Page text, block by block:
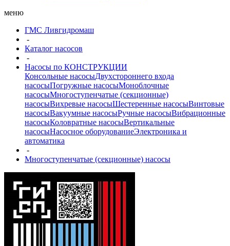
меню
ГМС Ливгидромаш
-
Каталог насосов
-
Насосы по КОНСТРУКЦИИ
Консольные насосыДвухстороннего входа
насосыПогружные насосыМоноблочные
насосыМногоступенчатые (секционные)
насосыВихревые насосыШестеренные насосыВинтовые
насосыВакуумные насосыРучные насосыВибрационные
насосыКоловратные насосыВертикальные
насосыНасосное оборудованиеЭлектроника и
автоматика
-
Многоступенчатые (секционные) насосы